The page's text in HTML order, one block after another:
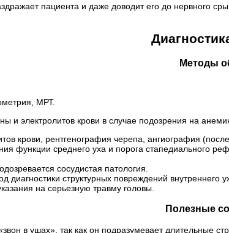
пациента и даже доводит его до нервного
Методы
МРТ.
и электролитов крови в случае подозрения на
крови, рентгенография черепа, ангиография
функции среднего уха и порога стапедиального
сосудистая патология.
диагностики структурных повреждений внутреннего
на серьезную травму головы.
Полезные
в ушах», так как он подразумевает длительные